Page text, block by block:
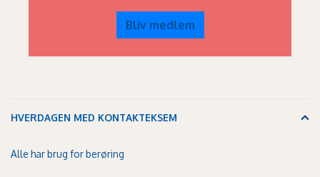
Bliv medlem
HVERDAGEN MED KONTAKTEKSEM
Alle har brug for berøring